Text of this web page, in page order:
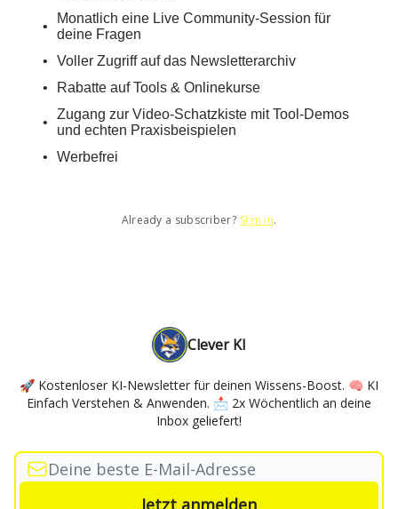
Monatlich eine Live Community-Session für
deine Fragen
Voller Zugriff auf das Newsletterarchiv
Rabatte auf Tools & Onlinekurse
Zugang zur Video-Schatzkiste mit Tool-Demos
und echten Praxisbeispielen
Werbefrei
Already a subscriber? Sign in.
Clever KI
🚀 Kostenloser KI-Newsletter für deinen Wissens-Boost. 🧠 KI
Einfach Verstehen & Anwenden. 📩 2x Wöchentlich an deine
Inbox geliefert!